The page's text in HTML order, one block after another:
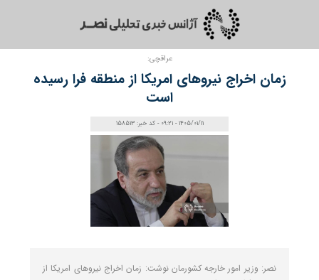
عراقچی:
زمان اخراج نیروهای امریکا از منطقه فرا رسیده
است
1405/01/11 - 09:21 - کد خبر: 158513
نصر: وزیر امور خارجه کشورمان نوشت: زمان اخراج نیروهای امریکا از